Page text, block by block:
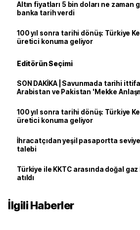
Altın fiyatları 5 bin doları ne zaman
banka tarih verdi
100 yıl sonra tarihi dönüş: Türkiye
üretici konuma geliyor
Editörün Seçimi
SON DAKİKA | Savunmada tarihi
Arabistan ve Pakistan 'Mekke
100 yıl sonra tarihi dönüş: Türkiye
üretici konuma geliyor
İhracatçıdan yeşil pasaportta
talebi
Türkiye ile KKTC arasında doğal
atıldı
İlgili Haberler